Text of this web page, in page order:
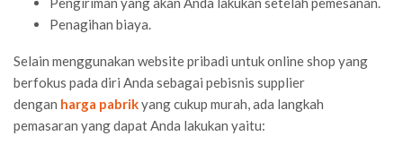
Penagihan biaya.
Selain menggunakan website pribadi untuk online shop yang
berfokus pada diri Anda sebagai pebisnis supplier
dengan harga pabrikyang cukup murah, ada langkah
pemasaran yang dapat Anda lakukan yaitu: